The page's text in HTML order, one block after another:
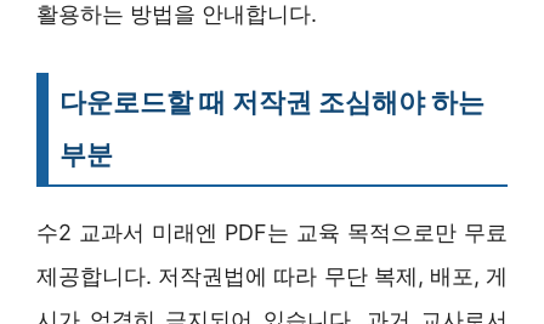
활용하는 방법을 안내합니다.
다운로드할 때 저작권 조심해야 하는
부분
수2 교과서 미래엔 PDF는 교육 목적으로만 무료
제공합니다. 저작권법에 따라 무단 복제, 배포, 게